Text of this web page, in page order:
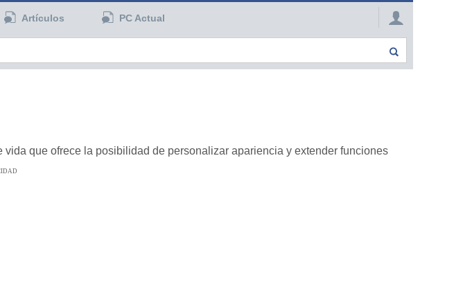
Artículos PC Actual
que ofrece la posibilidad de personalizar apariencia y extender funciones